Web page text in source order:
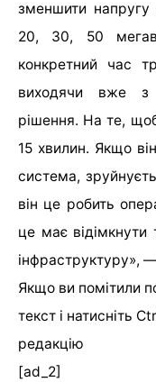
зменшити
20, 30, 50
конкретний час
виходячи вже з
рішення. На те,
15 хвилин. Якщо
система,
він це робить
це має відімкнути
інфраструктуру»,
Якщо ви помітили
текст і натисніть
редакцію
[ad_2]